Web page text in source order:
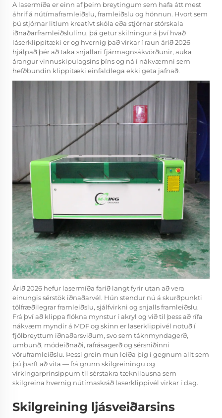
A lasermíða er einn af þeim breytingum sem hafa átt mest
áhrif á nútímaframleiðslu, framleiðslu og hönnun. Hvort sem
þú stjórnar litlum kreatívt skóla eða stjórnar stórskala
iðnaðarframleiðslulínu, þá getur skilningur á því hvað
láserklippitæki er og hvernig það virkar í raun árið 2026
hjálpað þér að taka snjallari fjármagnsákvörðunir, auka
árangur vinnuskipulagsins þíns og ná í nákvæmni sem
hefðbundin klippitæki einfaldlega ekki geta jafnað.
Árið 2026 hefur lasermíða farið langt fyrir utan að vera
einungis sérstök iðnaðarvél. Hún stendur nú á skurðpunkti
tölfræðilegrar framleiðslu, sjálfvirkni og snjalls framleiðslu.
Frá því að klippa flókna mynstur í akryl og við til þess að rífa
nákvæm myndir á MDF og skinn er laserklippivél notuð í
fjölbreyttum iðnaðarsviðum, svo sem táknmyndagerð,
umbunð, módeiðnaði, rafrásagerð og sérsniðinni
vöruframleiðslu. Þessi grein mun leiða þig í gegnum allt sem
þú þarft að vita — frá grunn skilgreiningu og
virkingarprinsippum til sérstakra tæknilausna sem
skilgreina hvernig nútímaskráð laserklippivél virkar í dag.
Skilgreining ljásveiðarsins